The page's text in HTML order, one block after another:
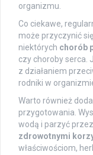
organizmu.
Co ciekawe,
może przyczynić
niektórych chorób
czy choroby serca.
z działaniem
rodniki w
Warto również
przygotowania.
wodą i parzyć
zdrowotnymi
właściwościom,